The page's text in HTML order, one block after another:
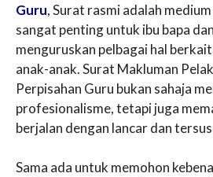
Guru, Surat rasmi adalah
sangat penting untuk ibu bapa
menguruskan pelbagai hal
anak-anak. Surat Makluman
Perpisahan Guru bukan sahaja
profesionalisme, tetapi juga
berjalan dengan lancar dan
Sama ada untuk memohon